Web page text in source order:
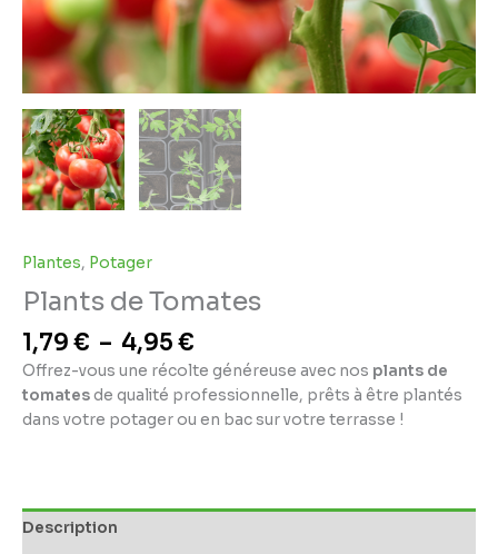
Plantes, Potager
Plants de Tomates
1,79€ – 4,95€
Offrez-vous une récolte généreuse avec nos plants de
tomatesde qualité professionnelle, prêts à être plantés
dans votre potager ou en bac sur votre terrasse !
Description